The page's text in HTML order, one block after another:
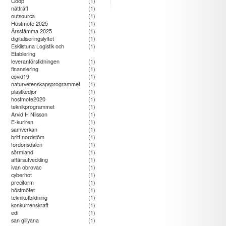
industri till
dalbana -
nya
för produkter
nätträff
(1)
outsourca
(1)
Höstmöte 2025
(1)
Årsstämma 2025
(1)
digitaliseringslyftet
(1)
Eskilstuna Logistik och
Etablering
(1)
leverantörstidningen
(1)
finansiering
(1)
covid19
(1)
naturvetenskapsprogrammet
(1)
plastkedjor
(1)
hostmote2020
(1)
teknikprogrammet
(1)
Arvid H Nilsson
(1)
E-kuriren
(1)
samverkan
(1)
britt nordstöm
(1)
fordonsdalen
(1)
sörmland
(1)
affärsutveckling
(1)
ivan obrovac
(1)
cyberhot
(1)
preciform
(1)
höstmötet
(1)
teknikutbildning
(1)
konkurrenskraft
(1)
edi
(1)
san giliyana
(1)